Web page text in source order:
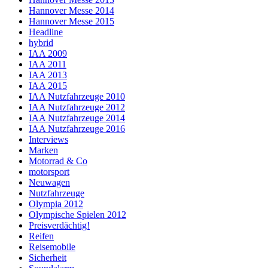
Hannover Messe 2014
Hannover Messe 2015
Headline
hybrid
IAA 2009
IAA 2011
IAA 2013
IAA 2015
IAA Nutzfahrzeuge 2010
IAA Nutzfahrzeuge 2012
IAA Nutzfahrzeuge 2014
IAA Nutzfahrzeuge 2016
Interviews
Marken
Motorrad & Co
motorsport
Neuwagen
Nutzfahrzeuge
Olympia 2012
Olympische Spielen 2012
Preisverdächtig!
Reifen
Reisemobile
Sicherheit